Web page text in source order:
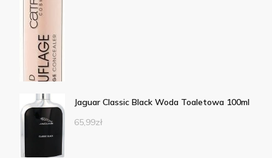
Jaguar Classic Black Woda Toaletowa 100ml
65,99zł